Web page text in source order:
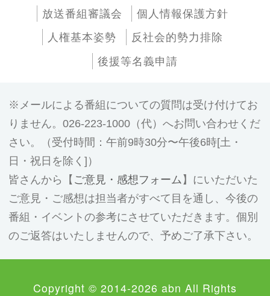
放送番組審議会
個人情報保護方針
人権基本姿勢
反社会的勢力排除
後援等名義申請
メールによる番組についての質問は受け付けてお
りません。026-223-1000（代）へお問い合わせくだ
さい。（受付時間：午前9時30分〜午後6時[土・
日・祝日を除く]）
皆さんから【 ご意見・感想フォーム 】にいただいた
ご意見・ご感想は担当者がすべて目を通し、今後の
番組・イベントの参考にさせていただきます。個別
のご返答はいたしませんので、予めご了承下さい。
Copyright © 2014-2026 abn All Rights